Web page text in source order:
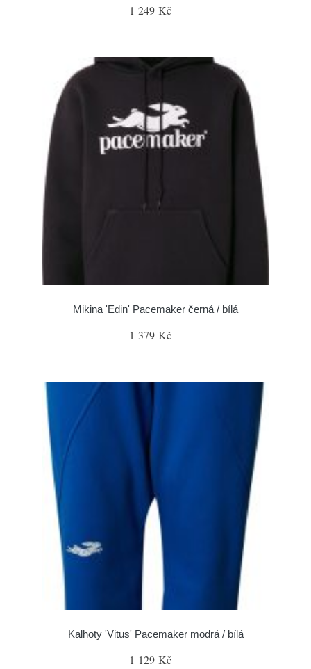
1 249 Kč
Mikina 'Edin' Pacemaker černá / bílá
1 379 Kč
Kalhoty 'Vitus' Pacemaker modrá / bílá
1 129 Kč